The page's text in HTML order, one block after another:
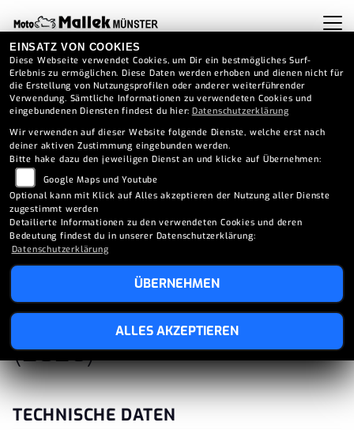
APRILIA SR GT SPORT 125
(2026)
TECHNISCHE DATEN
EINSATZ VON COOKIES
Diese Webseite verwendet Cookies, um Dir ein bestmögliches Surf-
Erlebnis zu ermöglichen. Diese Daten werden erhoben und dienen nicht für
die Erstellung von Nutzungsprofilen oder anderer weiterführender
Verwendung. Sämtliche Informationen zu verwendeten Cookies und
eingebundenen Diensten findest du hier: Datenschutzerklärung
Wir verwenden auf dieser Website folgende Dienste, welche erst nach
deiner aktiven Zustimmung eingebunden werden.
Bitte hake dazu den jeweiligen Dienst an und klicke auf Übernehmen:
Google Maps und Youtube
Optional kann mit Klick auf Alles akzeptieren der Nutzung aller Dienste
zugestimmt werden
Detailierte Informationen zu den verwendeten Cookies und deren
Bedeutung findest du in unserer Datenschutzerklärung:
Datenschutzerklärung
ÜBERNEHMEN
ALLES AKZEPTIEREN